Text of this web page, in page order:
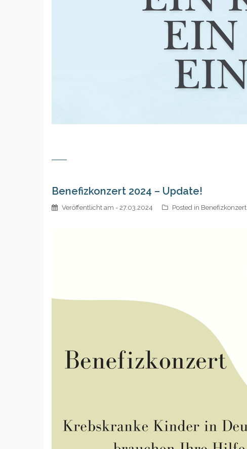
Benefizkonzert 2024 – Update!
Veröffentlicht am - 27.03.2024 Posted in Benefizkonzert